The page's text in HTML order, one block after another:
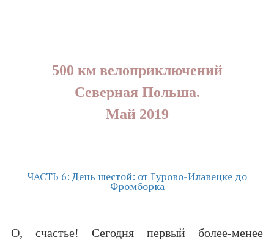
500 км велоприключений
Северная Польша.
Май 2019
ЧАСТЬ 6: День шестой: от Гурово-Илавецке до
Фромборка
О, счастье! Сегодня первый более-менее